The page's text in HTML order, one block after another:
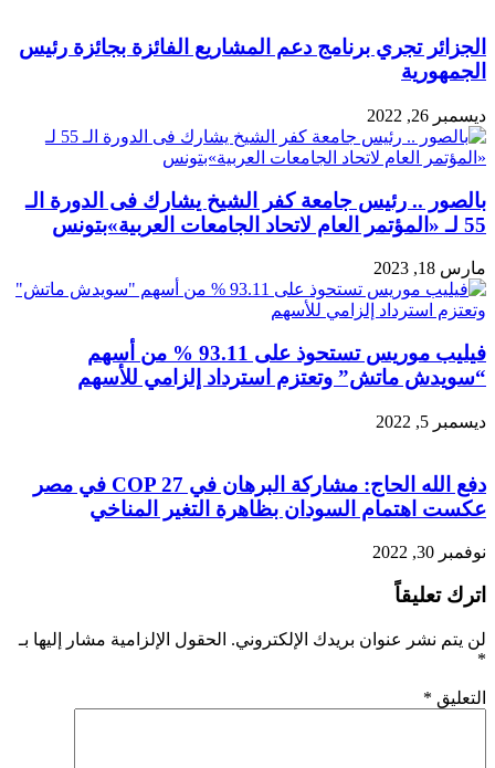
الجزائر تجري برنامج دعم المشاريع الفائزة بجائزة رئيس
الجمهورية
ديسمبر 26, 2022
بالصور .. رئيس جامعة كفر الشيخ يشارك فى الدورة الـ
55 لـ «المؤتمر العام لاتحاد الجامعات العربية»بتونس
مارس 18, 2023
فيليب موريس تستحوذ على 93.11 % من أسهم
“سويدش ماتش” وتعتزم استرداد إلزامي للأسهم
ديسمبر 5, 2022
دفع الله الحاج: مشاركة البرهان في COP 27 في مصر
عكست اهتمام السودان بظاهرة التغير المناخي
نوفمبر 30, 2022
اترك تعليقاً
لن يتم نشر عنوان بريدك الإلكتروني. الحقول الإلزامية مشار إليها بـ
*
التعليق *